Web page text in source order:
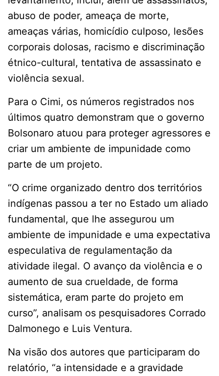
abuso de poder, ameaça de morte,
ameaças várias, homicídio culposo, lesões
corporais dolosas, racismo e discriminação
étnico-cultural, tentativa de assassinato e
violência sexual.
Para o Cimi, os números registrados nos
últimos quatro demonstram que o governo
Bolsonaro atuou para proteger agressores e
criar um ambiente de impunidade como
parte de um projeto.
“O crime organizado dentro dos territórios
indígenas passou a ter no Estado um aliado
fundamental, que lhe assegurou um
ambiente de impunidade e uma expectativa
especulativa de regulamentação da
atividade ilegal. O avanço da violência e o
aumento de sua crueldade, de forma
sistemática, eram parte do projeto em
curso”, analisam os pesquisadores Corrado
Dalmonego e Luis Ventura.
Na visão dos autores que participaram do
relatório, “a intensidade e a gravidade